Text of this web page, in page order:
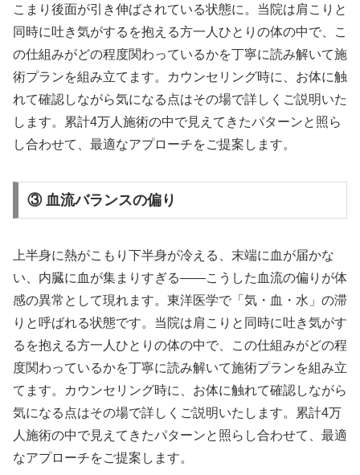
こまり後面が引き伸ばされている状態に。当院は肩こりと
同時に吐き気がするを抱える方一人ひとりの体の中で、こ
の仕組みがどの程度関わっているかを丁寧に読み解いて施
術プランを組み立てます。カウンセリング時に、お体に触
れて確認しながら気になる点はその場で詳しくご説明いた
します。累計4万人施術の中で見えてきたパターンと照ら
し合わせて、最適なアプローチをご提案します。
③ 血流バランスの偏り
上半身に熱がこもり下半身が冷える、末端に血が届かな
い、内臓に血が集まりすぎる——こうした血流の偏りが体
感の異常として現れます。東洋医学で「気・血・水」の滞
りと呼ばれる状態です。当院は肩こりと同時に吐き気がす
るを抱える方一人ひとりの体の中で、この仕組みがどの程
度関わっているかを丁寧に読み解いて施術プランを組み立
てます。カウンセリング時に、お体に触れて確認しながら
気になる点はその場で詳しくご説明いたします。累計4万
人施術の中で見えてきたパターンと照らし合わせて、最適
なアプローチをご提案します。